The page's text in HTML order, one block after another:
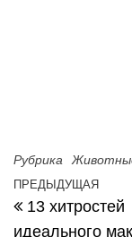
Рубрика
Предыдущая
ПРЕДЫДУЩАЯ
13 хитростей
идеального